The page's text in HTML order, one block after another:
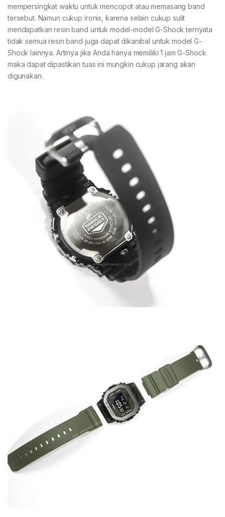
mempersingkat waktu untuk mencopot atau memasang band
tersebut. Namun cukup ironis, karena selain cukup sulit
mendapatkan resin band untuk model-model G-Shock ternyata
tidak semua resin band juga dapat dikanibal untuk model G-
Shock lainnya. Artinya jika Anda hanya memiliki 1 jam G-Shock
maka dapat dipastikan tuas ini mungkin cukup jarang akan
digunakan.